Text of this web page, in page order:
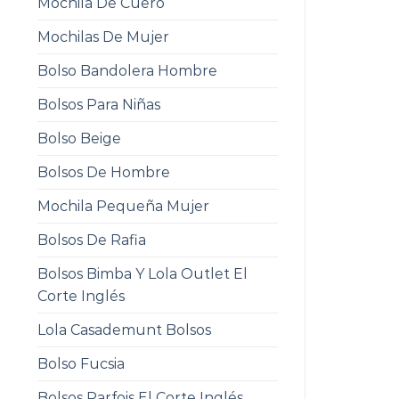
Mochilas De Mujer
Bolso Bandolera Hombre
Bolsos Para Niñas
Bolso Beige
Bolsos De Hombre
Mochila Pequeña Mujer
Bolsos De Rafia
Bolsos Bimba Y Lola Outlet El
Corte Inglés
Lola Casademunt Bolsos
Bolso Fucsia